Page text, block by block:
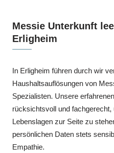
Messie Unterkunft
Erligheim
In Erligheim führen durch wir
Haushaltsauflösungen von
Spezialisten. Unsere
rücksichtsvoll und
Lebenslagen zur Seite zu
persönlichen Daten stets
Empathie.